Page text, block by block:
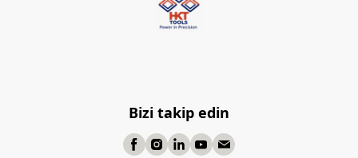
Bizi takip edin